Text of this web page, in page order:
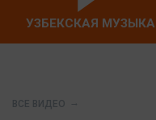
УЗБЕКСКАЯ МУЗЫКА
ВСЕ ВИДЕО